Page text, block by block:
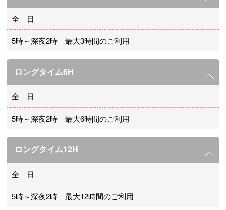
全 日
5時～深夜2時 最大3時間のご利用
ロングタイム6H
全 日
5時～深夜2時 最大6時間のご利用
ロングタイム12H
全 日
5時～深夜2時 最大12時間のご利用